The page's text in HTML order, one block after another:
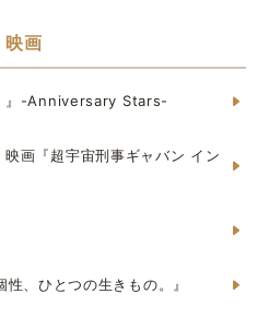
映画
』-Anniversary Stars-
画『超宇宙刑事ギャバン イン
性、ひとつの生きもの。』